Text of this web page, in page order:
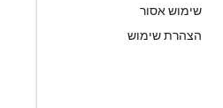
שימוש אסור
הצהרת שימוש